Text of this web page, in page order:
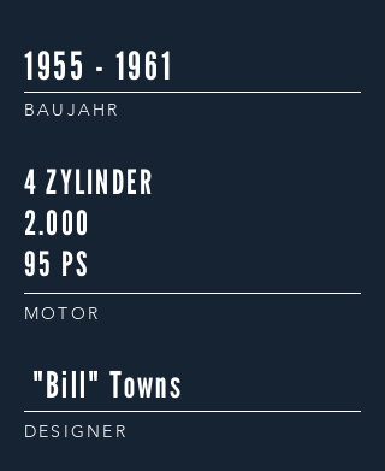
1955 - 1961
BAUJAHR
4 ZYLINDER
2.000
95 PS
MOTOR
"Bill" Towns
DESIGNER